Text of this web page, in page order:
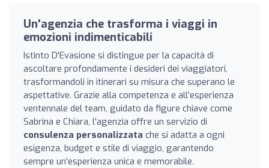
Un'agenzia che trasforma i viaggi in
emozioni indimenticabili
Istinto D'Evasione si distingue per la capacità di
ascoltare profondamente i desideri dei viaggiatori,
trasformandoli in itinerari su misura che superano le
aspettative. Grazie alla competenza e all'esperienza
ventennale del team, guidato da figure chiave come
Sabrina e Chiara, l'agenzia offre un servizio di
consulenza personalizzata che si adatta a ogni
esigenza, budget e stile di viaggio, garantendo
sempre un'esperienza unica e memorabile.